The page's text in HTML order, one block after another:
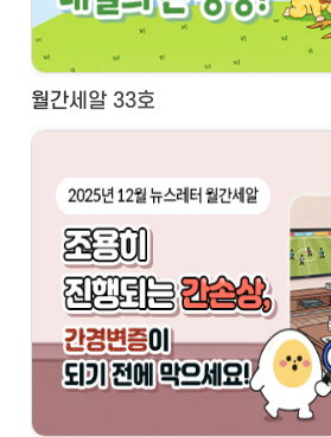
월간세알 33호